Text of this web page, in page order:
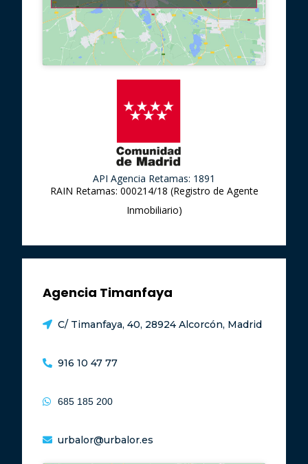
API Agencia Retamas: 1891
RAIN Retamas: 000214/18 (Registro de Agente
Inmobiliario)
Agencia Timanfaya
C/ Timanfaya, 40, 28924 Alcorcón, Madrid
916 10 47 77
685 185 200
urbalor@urbalor.es